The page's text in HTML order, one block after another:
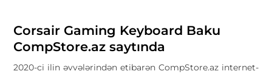
Corsair Gaming Keyboard Baku
CompStore.az saytında
2020-ci ilin əvvələrindən etibarən CompStore.az internet-